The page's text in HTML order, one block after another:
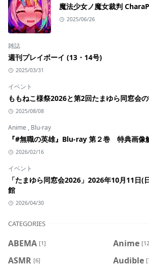
魔法少女ノ魔女裁判
2025/06/26
雑誌
週刊プレイボーイ (13・14号)
2025/03/31
イベント
ももねこ様祭2026と第2回たまゆら同窓会
2025/08/08
Anime , Blu-ray
『#無職の英雄』Blu-ray 第２巻 特典画像
2026/02/16
イベント
「たまゆら同窓会2026」2026年10月11日(
館
2026/04/30
CATEGORIES
ABEMA [1] Anime
ASMR [6] Audible